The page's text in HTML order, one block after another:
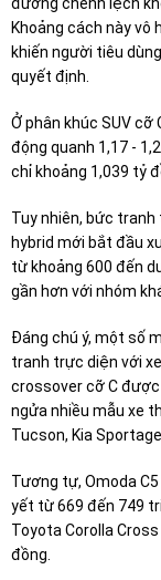
Khoảng cách này vô
khiến người tiêu
quyết định.
Ở phân khúc SUV
động quanh 1,17 -
chỉ khoảng 1,039 tỷ
Tuy nhiên, bức
hybrid mới bắt đầu
từ khoảng 600 đến
gần hơn với nhóm
Đáng chú ý, một số
tranh trực diện với
crossover cỡ C
ngửa nhiều mẫu xe
Tucson, Kia
Tương tự, Omoda
yết từ 669 đến 749
Toyota Corolla
đồng.